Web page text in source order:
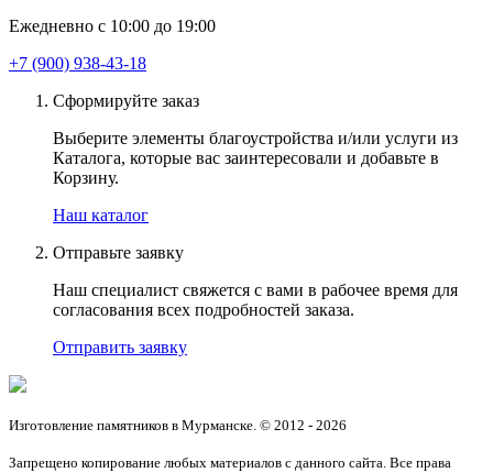
Ежедневно с 10:00 до 19:00
+7 (900) 938-43-18
Сформируйте заказ
Выберите элементы благоустройства и/или услуги из
Каталога, которые вас заинтересовали и добавьте в
Корзину.
Наш каталог
Отправьте заявку
Наш специалист свяжется с вами в рабочее время для
согласования всех подробностей заказа.
Отправить заявку
Изготовление памятников в Мурманске. © 2012 - 2026
Запрещено копирование любых материалов с данного сайта. Все права